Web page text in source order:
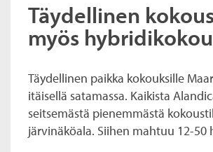
Täydellinen
myös
Täydellinen paikka kokouksille
itäisellä satamassa. Kaikista
seitsemästä pienemmästä
järvinäköala. Siihen mahtuu 12-50